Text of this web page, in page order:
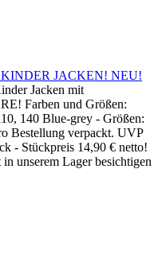
JACKEN! NEU!
Jacken mit
Farben und Größen:
140 Blue-grey - Größen:
Bestellung verpackt. UVP
- Stückpreis 14,90 € netto!
unserem Lager besichtigen